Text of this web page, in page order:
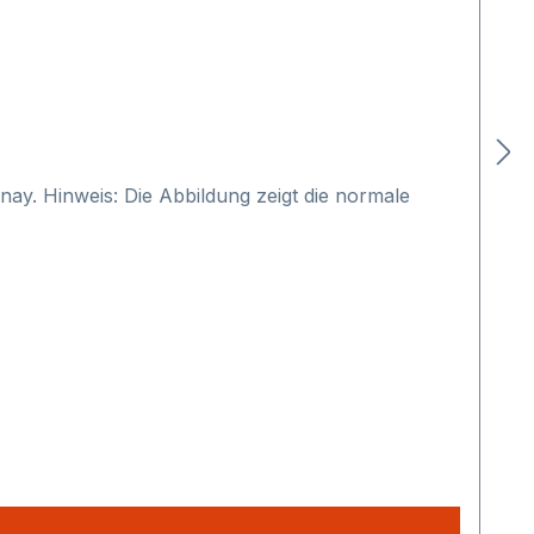
Hinweis: Die Abbildung zeigt die normale